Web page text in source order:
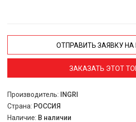
ОТПРАВИТЬ ЗАЯВКУ НА
ЗАКАЗАТЬ ЭТОТ
Производитель:
INGRI
Страна: РОССИЯ
Наличие: В наличии